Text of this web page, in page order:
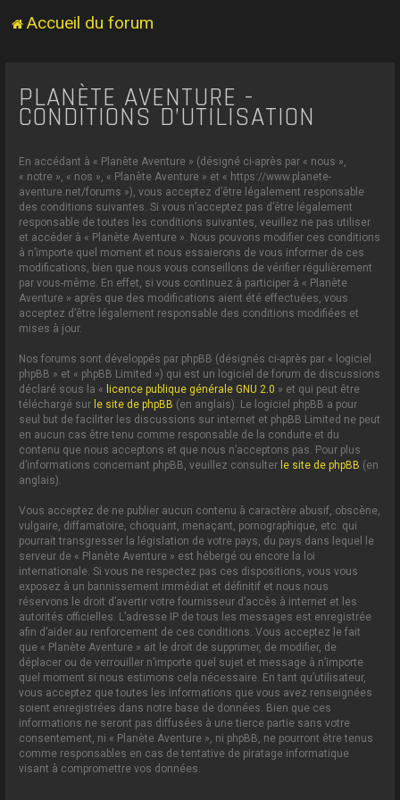
Accueil du forum
PLANÈTE AVENTURE -
CONDITIONS D’UTILISATION
En accédant à « Planète Aventure » (désigné ci-après par « nous »,
« notre », « nos », « Planète Aventure » et « https://www.planete-
aventure.net/forums »), vous acceptez d’être légalement responsable
des conditions suivantes. Si vous n’acceptez pas d’être légalement
responsable de toutes les conditions suivantes, veuillez ne pas utiliser
et accéder à « Planète Aventure ». Nous pouvons modifier ces conditions
à n’importe quel moment et nous essaierons de vous informer de ces
modifications, bien que nous vous conseillons de vérifier régulièrement
par vous-même. En effet, si vous continuez à participer à « Planète
Aventure » après que des modifications aient été effectuées, vous
acceptez d’être légalement responsable des conditions modifiées et
mises à jour.
Nos forums sont développés par phpBB (désignés ci-après par « logiciel
phpBB » et « phpBB Limited ») qui est un logiciel de forum de discussions
déclaré sous la « licence publique générale GNU 2.0 » et qui peut être
téléchargé sur le site de phpBB (en anglais). Le logiciel phpBB a pour
seul but de faciliter les discussions sur internet et phpBB Limited ne peut
en aucun cas être tenu comme responsable de la conduite et du
contenu que nous acceptons et que nous n’acceptons pas. Pour plus
d’informations concernant phpBB, veuillez consulter le site de phpBB (en
anglais).
Vous acceptez de ne publier aucun contenu à caractère abusif, obscène,
vulgaire, diffamatoire, choquant, menaçant, pornographique, etc. qui
pourrait transgresser la législation de votre pays, du pays dans lequel le
serveur de « Planète Aventure » est hébergé ou encore la loi
internationale. Si vous ne respectez pas ces dispositions, vous vous
exposez à un bannissement immédiat et définitif et nous nous
réservons le droit d’avertir votre fournisseur d’accès à internet et les
autorités officielles. L’adresse IP de tous les messages est enregistrée
afin d’aider au renforcement de ces conditions. Vous acceptez le fait
que « Planète Aventure » ait le droit de supprimer, de modifier, de
déplacer ou de verrouiller n’importe quel sujet et message à n’importe
quel moment si nous estimons cela nécessaire. En tant qu’utilisateur,
vous acceptez que toutes les informations que vous avez renseignées
soient enregistrées dans notre base de données. Bien que ces
informations ne seront pas diffusées à une tierce partie sans votre
consentement, ni « Planète Aventure », ni phpBB, ne pourront être tenus
comme responsables en cas de tentative de piratage informatique
visant à compromettre vos données.